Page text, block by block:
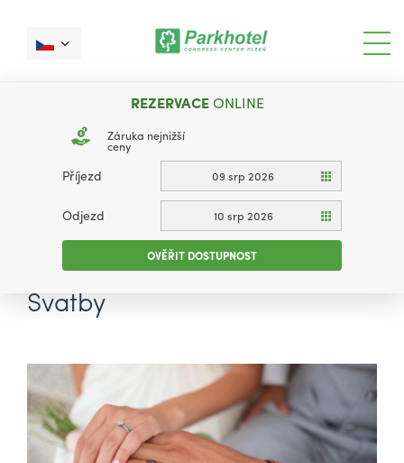
REZERVACEONLINE
Záruka nejnižší
ceny
Příjezd 09 srp 2026
Odjezd 10 srp 2026
OVĚŘIT DOSTUPNOST
Svatby